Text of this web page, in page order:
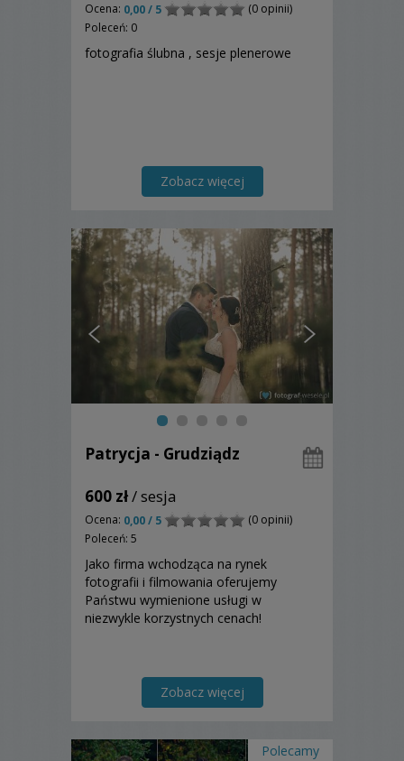
Ocena: 0,00 / 5
(0 opinii)
Poleceń: 0
fotografia ślubna , sesje plenerowe
Zobacz więcej
Patrycja - Grudziądz
600 zł/ sesja
Ocena: 0,00 / 5
(0 opinii)
Poleceń: 5
Jako firma wchodząca na rynek
fotografii i filmowania oferujemy
Państwu wymienione usługi w
niezwykle korzystnych cenach!
Zobacz więcej
Polecamy